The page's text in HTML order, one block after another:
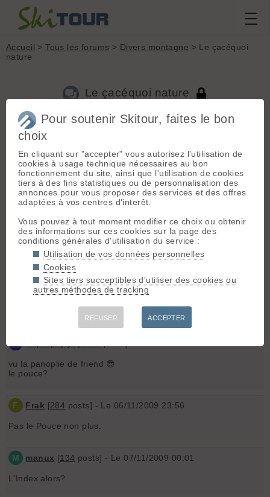
Accueil >Tous les forums > Divers montagne > Le çacéquoi
nature
Le çacéquoi nature
Aller à la page :
191...510 Suivante
Nouveau sujet Voir tous les sujets Chercher Archives
N
nicom[1197 posts] - Le 06/11/2009 23:08
jc69 a dit :
(message à Nicom : c'était ma 5ème victoire )
Ouai mais le jour où je vais trouver je vais savourer, alors que
toi tu dois commencer à etre blasé ! 😄
Frak[284posts] - Le 06/11/2009 23:15
vu la panoplie de friend 😎
le pouce?
F Frak [284 posts] - Le 06/11/2009 23:56
Pas le Pouce non plus.
M manux [134 posts] - Le 07/11/2009 00:01
L'Index alors?
Pour soutenir Skitour, faites le bon
choix
En cliquant sur "accepter" vous autorisez l'utilisation de
cookies à usage technique nécessaires au bon
fonctionnement du site, ainsi que l'utilisation de cookies
tiers à des fins statistiques ou de personnalisation des
annonces pour vous proposer des services et des offres
adaptées à vos centres d'interêt.
Vous pouvez à tout moment modifier ce choix ou obtenir
des informations sur ces cookies sur la page des
conditions générales d'utilisation du service :
Utilisation de vos données personnelles
Cookies
Sites tiers succeptibles d'utiliser des cookies ou
autres méthodes de tracking
REFUSER ACCEPTER